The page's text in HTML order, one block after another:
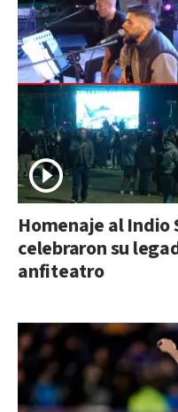
Homenaje al Indio
celebraron su
anfiteatro